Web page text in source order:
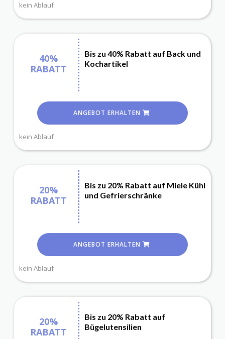
kein Ablauf
40%
RABATT
Bis zu 40% Rabatt auf Back und
Kochartikel
ANGEBOT ERHALTEN
kein Ablauf
20%
RABATT
Bis zu 20% Rabatt auf Miele Kühl
und Gefrierschränke
ANGEBOT ERHALTEN
kein Ablauf
20%
RABATT
Bis zu 20% Rabatt auf
Bügelutensilien